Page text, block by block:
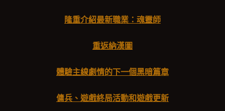
隆重介紹最新職業：魂靈師
重返納漢圖
體驗主線劇情的下一個黑暗篇章
傭兵、遊戲終局活動和遊戲更新